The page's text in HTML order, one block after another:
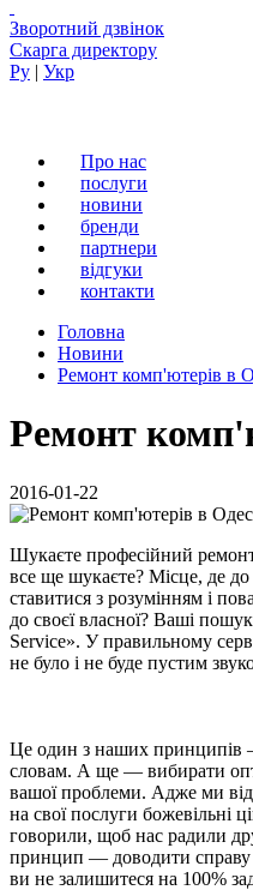
Зворотний дзвінок
Скарга директору
Ру | Укр
Про нас
послуги
новини
бренди
партнери
вiдгуки
контакти
Головна
Новини
Ремонт комп'ютерів в
Ремонт
2016-01-22
Шукаєте професійний
все ще шукаєте? Місце, де до
ставитися з розумінням і
до своєї власної? Ваші
Service». У правильному
не було і не буде пустим
Це один з наших принципів
словам. А ще — вибирати
вашої проблеми. Адже ми
на свої послуги божевільні
говорили, щоб нас радили
принцип — доводити справу
ви не залишитеся на 100%